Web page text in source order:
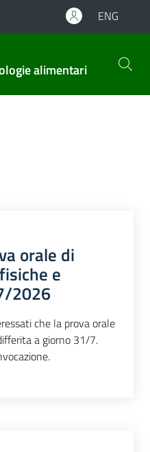
ENG
alimentari
orale di
e
2026
che la prova orale
a giorno 31/7.